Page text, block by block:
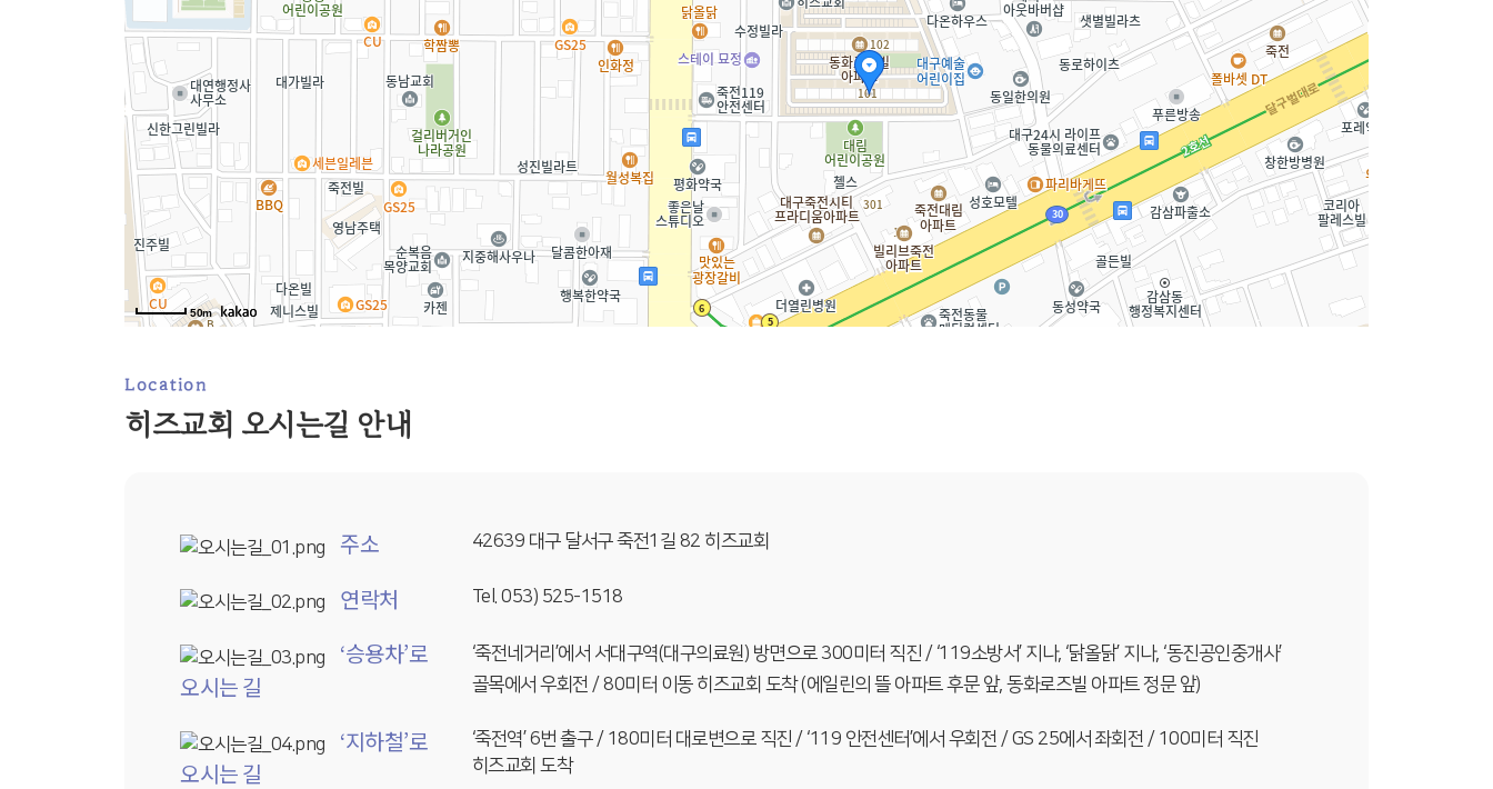
50m
Location
히즈교회 오시는길 안내
주소 42639 대구 달서구 죽전1길 82 히즈교회
연락처 Tel. 053) 525-1518
‘승용차’로
오시는 길
‘죽전네거리’에서 서대구역(대구의료원) 방면으로 300미터 직진 / ‘119소방서’ 지나, ‘닭올닭’ 지나, ‘동진공인중개사’
골목에서 우회전 / 80미터 이동 히즈교회 도착 (에일린의 뜰 아파트 후문 앞, 동화로즈빌 아파트 정문 앞)
‘지하철’로
오시는 길
‘죽전역’ 6번 출구 / 180미터 대로변으로 직진 / ‘119 안전센터’에서 우회전 / GS 25에서 좌회전 / 100미터 직진
히즈교회 도착